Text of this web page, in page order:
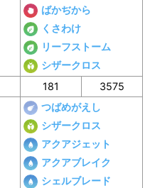
ばかぢから
くさわけ
リーフストーム
シザークロス
181 3575
つばめがえし
シザークロス
アクアジェット
アクアブレイク
シェルブレード